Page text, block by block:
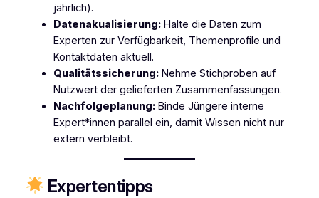
jährlich).
Datenakualisierung:Halte die Daten zum
Experten zur Verfügbarkeit, Themenprofile und
Kontaktdaten aktuell.
Qualitätssicherung:Nehme Stichproben auf
Nutzwert der gelieferten Zusammenfassungen.
Nachfolgeplanung:Binde Jüngere interne
Expert*innen parallel ein, damit Wissen nicht nur
extern verbleibt.
Expertentipps